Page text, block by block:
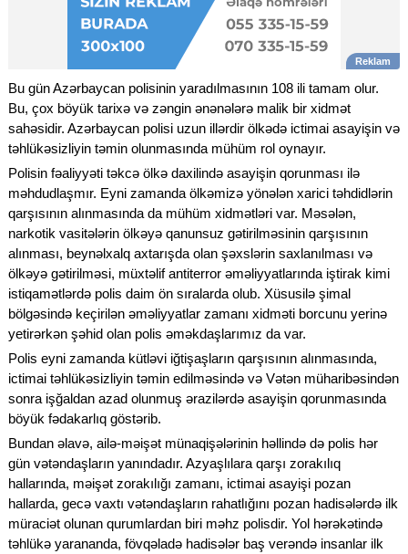
Bu gün Azərbaycan polisinin yaradılmasının 108 ili tamam olur.
Bu, çox böyük tarixə və zəngin ənənələrə malik bir xidmət
sahəsidir. Azərbaycan polisi uzun illərdir ölkədə ictimai asayişin və
təhlükəsizliyin təmin olunmasında mühüm rol oynayır.
Polisin fəaliyyəti təkcə ölkə daxilində asayişin qorunması ilə
məhdudlaşmır. Eyni zamanda ölkəmizə yönələn xarici təhdidlərin
qarşısının alınmasında da mühüm xidmətləri var. Məsələn,
narkotik vasitələrin ölkəyə qanunsuz gətirilməsinin qarşısının
alınması, beynəlxalq axtarışda olan şəxslərin saxlanılması və
ölkəyə gətirilməsi, müxtəlif antiterror əməliyyatlarında iştirak kimi
istiqamətlərdə polis daim ön sıralarda olub. Xüsusilə şimal
bölgəsində keçirilən əməliyyatlar zamanı xidməti borcunu yerinə
yetirərkən şəhid olan polis əməkdaşlarımız da var.
Polis eyni zamanda kütləvi iğtişaşların qarşısının alınmasında,
ictimai təhlükəsizliyin təmin edilməsində və Vətən müharibəsindən
sonra işğaldan azad olunmuş ərazilərdə asayişin qorunmasında
böyük fədakarlıq göstərib.
Bundan əlavə, ailə-məişət münaqişələrinin həllində də polis hər
gün vətəndaşların yanındadır. Azyaşlılara qarşı zorakılıq
hallarında, məişət zorakılığı zamanı, ictimai asayişi pozan
hallarda, gecə vaxtı vətəndaşların rahatlığını pozan hadisələrdə ilk
müraciət olunan qurumlardan biri məhz polisdir. Yol hərəkətində
təhlükə yarananda, fövqəladə hadisələr baş verəndə insanlar ilk